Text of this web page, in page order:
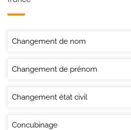
Changement de nom
Changement de prénom
Changement état civil
Concubinage